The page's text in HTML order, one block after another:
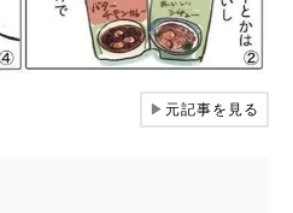
▶元記事を見る